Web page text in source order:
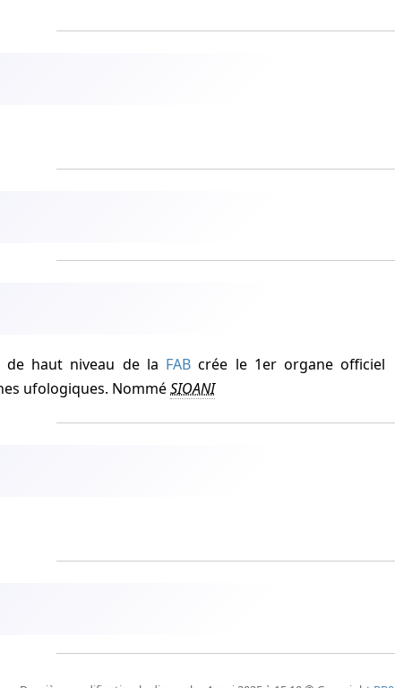
haut niveau de la FAB crée le 1er organe officiel
ufologiques. NomméSIOANI